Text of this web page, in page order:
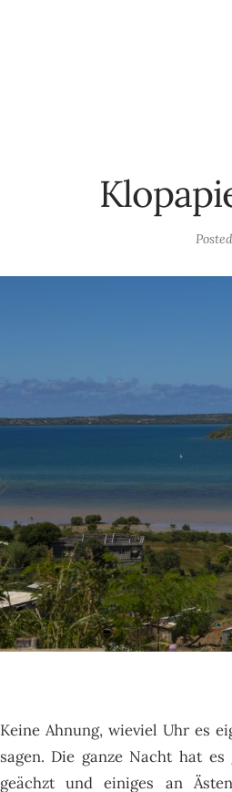
Keine Ahnung, wieviel Uhr es
sagen. Die ganze Nacht hat
geächzt und einiges an